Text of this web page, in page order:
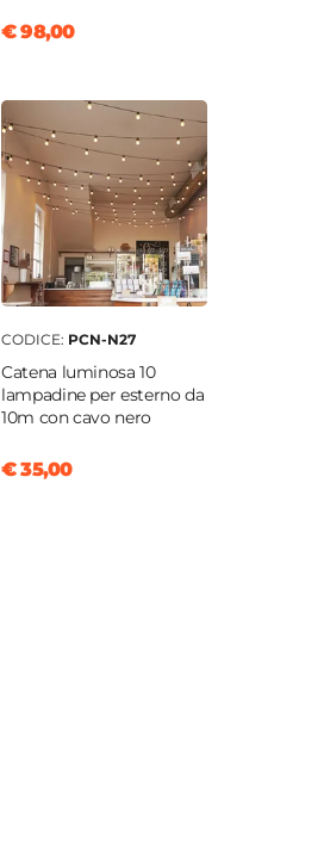
€ 98,00
CODICE: PCN-N27
Catena luminosa 10
lampadine per esterno da
10m con cavo nero
€ 35,00